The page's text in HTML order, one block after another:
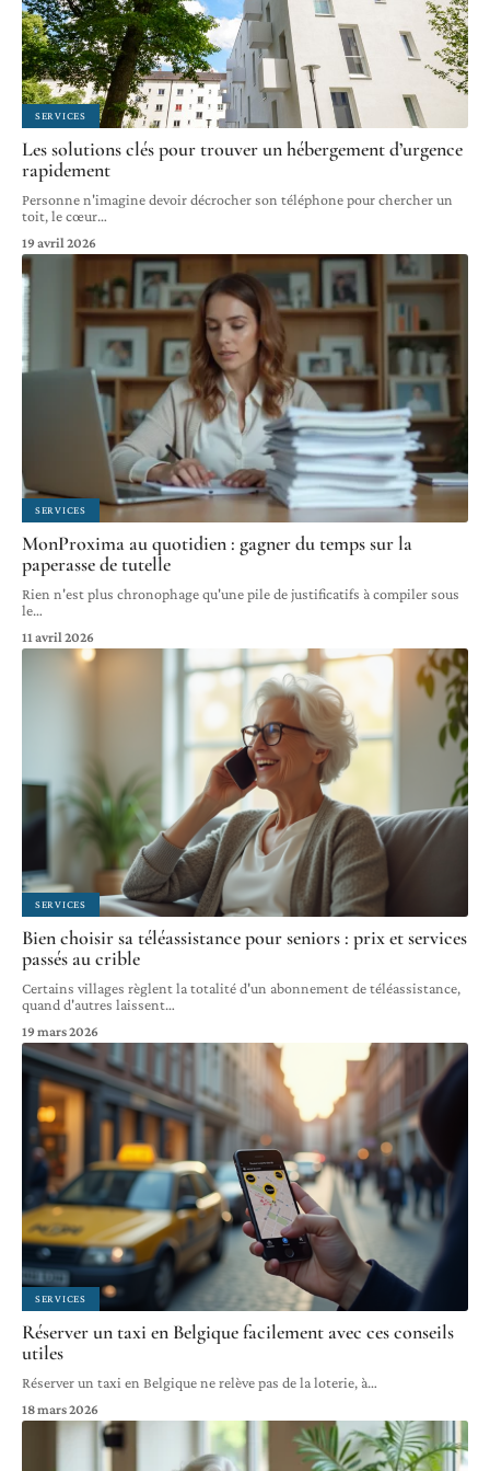
SERVICES
Les solutions clés pour trouver un hébergement d’urgence
rapidement
Personne n'imagine devoir décrocher son téléphone pour chercher un
toit, le cœur…
19 avril 2026
SERVICES
MonProxima au quotidien : gagner du temps sur la
paperasse de tutelle
Rien n'est plus chronophage qu'une pile de justificatifs à compiler sous
le…
11 avril 2026
SERVICES
Bien choisir sa téléassistance pour seniors : prix et services
passés au crible
Certains villages règlent la totalité d'un abonnement de téléassistance,
quand d'autres laissent…
19 mars 2026
SERVICES
Réserver un taxi en Belgique facilement avec ces conseils
utiles
Réserver un taxi en Belgique ne relève pas de la loterie, à…
18 mars 2026